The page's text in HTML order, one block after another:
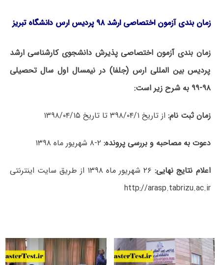
زمان بندی آزمون اختصاصی ارشد ۹۸ پردیس ارس دانشگاه تبریز
زمان بندی آزمون اختصاصی پذیرش دانشجوی کارشناسی ارشد
پردیس بین المللی ارس (جلفا) در نیمسال اول سال تحصیلی
۹۸-۹۹ به شرح زیر است:
زمان ثبت نام: از تاریخ ۳۹۸/۰۴/۱ تا تاریخ ۱۳۹۸/۰۴/۱۵
دعوت به مصاحبه و بررسی پرونده:
اعلام نتایج نهایی:
۲۶ شهریور ماه ۱۳۹۸ از طریق سایت اینترنتی
http://arasp.tabrizu.ac.ir